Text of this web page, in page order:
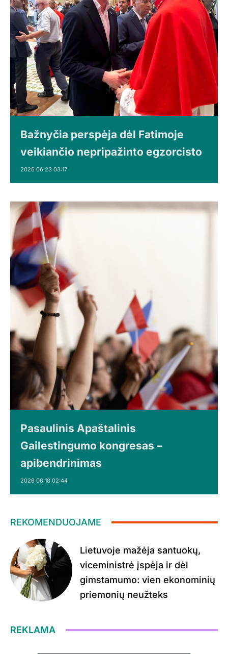
Bažnyčia perspėja dėl Fatimoje
veikiančio nepripažinto egzorcisto
2026 06 23 03:17
Pasaulinis Apaštalinis
Gailestingumo kongresas –
apibendrinimas
2026 06 18 02:44
REKOMENDUOJAME
Lietuvoje mažėja santuokų,
viceministrė įspėja ir dėl
gimstamumo: vien ekonominių
priemonių neužteks
REKLAMA